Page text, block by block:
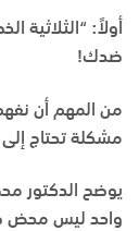
أولاً: “الثلاثية
ضدك!
من المهم أن
مشكلة تحتاج
يوضح الدكتور
واحد ليس محض